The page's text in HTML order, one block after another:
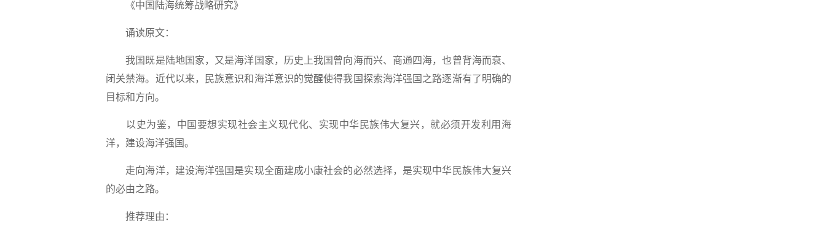
《中国陆海统筹战略研究》
诵读原文：
我国既是陆地国家，又是海洋国家，历史上我国曾向海而兴、商通四海，也曾背海而衰、
闭关禁海。近代以来，民族意识和海洋意识的觉醒使得我国探索海洋强国之路逐渐有了明确的
目标和方向。
以史为鉴，中国要想实现社会主义现代化、实现中华民族伟大复兴，就必须开发利用海
洋，建设海洋强国。
走向海洋，建设海洋强国是实现全面建成小康社会的必然选择，是实现中华民族伟大复兴
的必由之路。
推荐理由：